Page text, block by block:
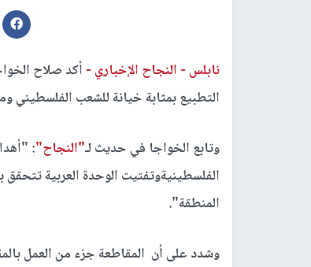
نابلس - النجاح الإخباري - أكد صلاح
التطبيع بمثابة خيانة للشعب الفلسطيني
وتابع الخواجا في حديث لـ"النجاح":
الفلسطينيةوتفتيت الوحدة العربية
المنطقة".
وشدد على أن المقاطعة جزء من العمل